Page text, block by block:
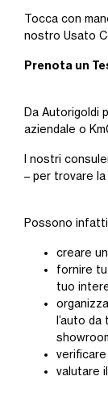
Tocca con
nostro Usato
Prenota un
Da Autorigoldi
aziendale o
I nostri
– per trovare
Possono
creare
fornire
tuo
l’auto
valutare